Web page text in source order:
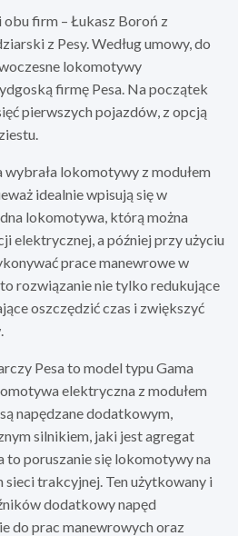
firm – Łukasz Boroń z
z Pesy. Według umowy, do
lokomotywy
firmę Pesa. Na początek
pierwszych pojazdów, z opcją
lokomotywy z modułem
idealnie wpisują się w
lokomotywa, którą można
elektrycznej, a później przy użyciu
prace manewrowe w
rozwiązanie nie tylko redukujące
oszczędzić czas i zwiększyć
Pesa to model typu Gama
elektryczna z modułem
napędzane dodatkowym,
silnikiem, jaki jest agregat
poruszanie się lokomotywy na
trakcyjnej. Ten użytkowany i
dodatkowy napęd
do prac manewrowych oraz